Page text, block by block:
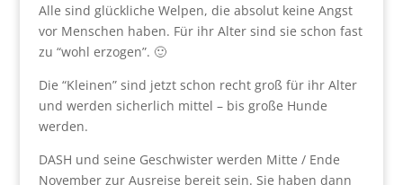
Alle sind glückliche Welpen, die absolut keine Angst
vor Menschen haben. Für ihr Alter sind sie schon fast
zu “wohl erzogen”. 🙂
Die “Kleinen” sind jetzt schon recht groß für ihr Alter
und werden sicherlich mittel – bis große Hunde
werden.
DASH und seine Geschwister werden Mitte / Ende
November zur Ausreise bereit sein. Sie haben dann